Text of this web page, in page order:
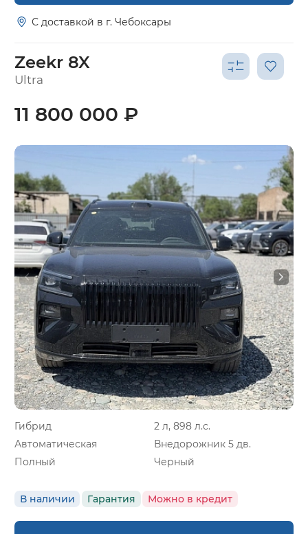
С доставкой в г. Чебоксары
Zeekr 8X
Ultra
Гибрид
2 л, 898 л.с.
Автоматическая
Внедорожник 5 дв.
Полный
Черный
В наличии Гарантия Можно в кредит
11 800 000 ₽